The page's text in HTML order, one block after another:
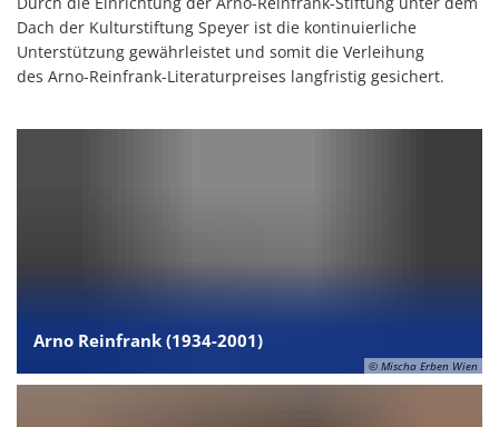
Dach der Kulturstiftung Speyer ist die kontinuierliche
Unterstützung gewährleistet und somit die Verleihung
des Arno-Reinfrank-Literaturpreises langfristig gesichert.
© Mischa Erben Wien
Arno Reinfrank (1934-2001)